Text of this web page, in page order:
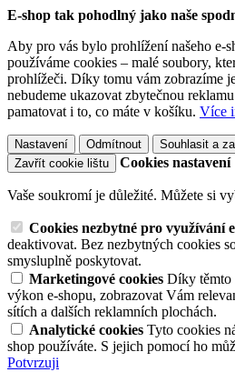
E-shop tak pohodlný jako naše
Aby pro vás bylo prohlížení našeho e-
používáme cookies – malé soubory,
prohlížeči. Díky tomu vám zobrazíme
nebudeme ukazovat zbytečnou
pamatovat i to, co máte v košíku. Více
Nastavení Odmítnout
Souhlasit a
Zavřít cookie lištu
Cookies nastavení
Vaše soukromí je důležité. Můžete si
Cookies nezbytné pro využívání
deaktivovat. Bez nezbytných cookies
smysluplně poskytovat.
Marketingové cookies Díky těmto
výkon e-shopu, zobrazovat Vám
sítích a dalších reklamních plochách.
Analytické cookies Tyto cookies
shop používáte. S jejich pomocí ho
Potvrzuji